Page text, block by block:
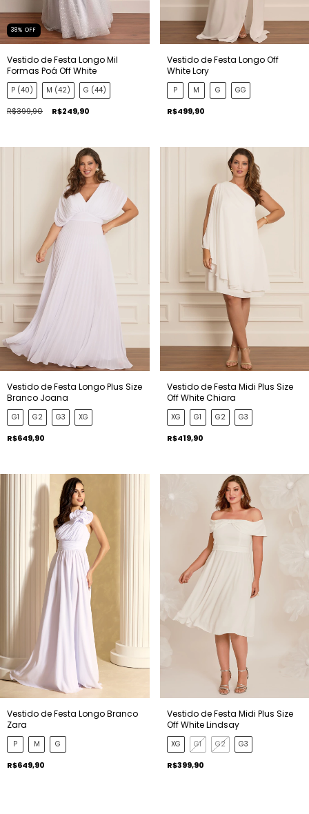
38% OFF
Vestido de Festa Longo Mil
Formas Poá Off White
P (40) M (42) G (44)
R$399,90 R$249,90
Vestido de Festa Longo Off
White Lory
P M G GG
R$499,90
Vestido de Festa Longo Plus Size
Branco Joana
G1 G2 G3 XG
R$649,90
Vestido de Festa Midi Plus Size
Off White Chiara
XG G1 G2 G3
R$419,90
Vestido de Festa Longo Branco
Zara
P M G
R$649,90
Vestido de Festa Midi Plus Size
Off White Lindsay
XG G1 G2 G3
R$399,90